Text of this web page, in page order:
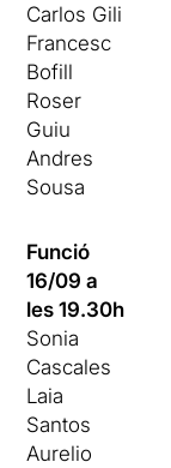
Carlos Gili
Francesc
Bofill
Roser
Guiu
Andres
Sousa
Funció
16/09 a
les 19.30h
Sonia
Cascales
Laia
Santos
Aurelio